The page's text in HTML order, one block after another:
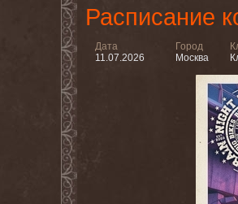
Расписание
Дата
11.07.2026
Город
Москва